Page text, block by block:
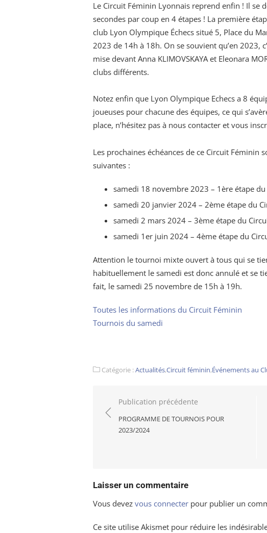
Le Circuit Féminin Lyonnais reprend enfin ! Il se
secondes par coup en 4 étapes ! La première
club Lyon Olympique Échecs situé 5, Place du
2023 de 14h à 18h. On se souvient qu’en 2023,
mise devant Anna KLIMOVSKAYA et Eleonara
clubs différents.
Notez enfin que Lyon Olympique Echecs a 8
joueuses pour chacune des équipes, ce qui
place, n’hésitez pas à nous contacter et vous
Les prochaines échéances de ce Circuit Féminin
suivantes :
samedi 18 novembre 2023 – 1ère étape
samedi 20 janvier 2024 – 2ème étape du
samedi 2 mars 2024 – 3ème étape du
samedi 1er juin 2024 – 4ème étape du
Attention le tournoi mixte ouvert à tous qui se
habituellement le samedi est donc annulé et se
fait, le samedi 25 novembre de 15h à 19h.
Toutes les informations du Circuit Féminin
Tournois du samedi
Catégorie :Actualités,Circuit féminin,Événements au
Navigation
de
l’article
Publication précédente
PROGRAMME DE TOURNOIS POUR
2023/2024
Laisser un commentaire
Vous devez vous connecter pour publier un
Ce site utilise Akismet pour réduire les